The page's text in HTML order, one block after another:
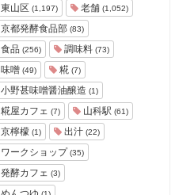
東山区 (1,197) 老舗 (1,052)
京都発酵食品部 (83)
食品 (256) 調味料 (73)
味噌 (49) 糀 (7)
小野甚味噌醤油醸造 (1)
糀屋カフェ (7) 山科駅 (61)
京檸檬 (1) 出汁 (22)
ワークショップ(35)
発酵カフェ (3)